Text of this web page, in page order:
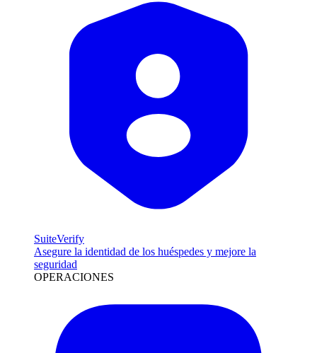
SuiteVerify
Asegure la identidad de los huéspedes y mejore la
seguridad
OPERACIONES